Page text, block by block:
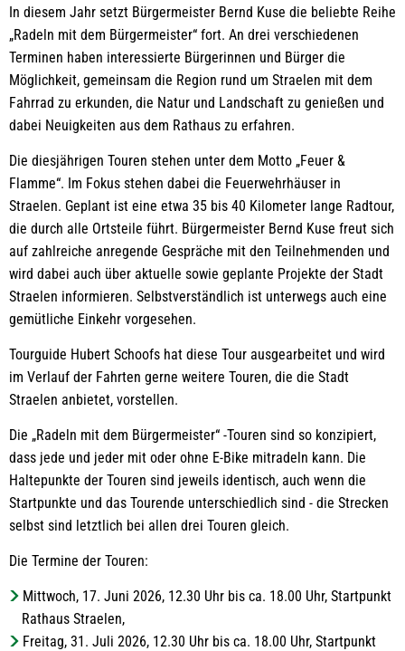
In diesem Jahr setzt Bürgermeister Bernd Kuse die beliebte Reihe
„Radeln mit dem Bürgermeister“ fort. An drei verschiedenen
Terminen haben interessierte Bürgerinnen und Bürger die
Möglichkeit, gemeinsam die Region rund um Straelen mit dem
Fahrrad zu erkunden, die Natur und Landschaft zu genießen und
dabei Neuigkeiten aus dem Rathaus zu erfahren.
Die diesjährigen Touren stehen unter dem Motto „Feuer &
Flamme“. Im Fokus stehen dabei die Feuerwehrhäuser in
Straelen. Geplant ist eine etwa 35 bis 40 Kilometer lange Radtour,
die durch alle Ortsteile führt. Bürgermeister Bernd Kuse freut sich
auf zahlreiche anregende Gespräche mit den Teilnehmenden und
wird dabei auch über aktuelle sowie geplante Projekte der Stadt
Straelen informieren. Selbstverständlich ist unterwegs auch eine
gemütliche Einkehr vorgesehen.
Tourguide Hubert Schoofs hat diese Tour ausgearbeitet und wird
im Verlauf der Fahrten gerne weitere Touren, die die Stadt
Straelen anbietet, vorstellen.
Die „Radeln mit dem Bürgermeister“ -Touren sind so konzipiert,
dass jede und jeder mit oder ohne E-Bike mitradeln kann. Die
Haltepunkte der Touren sind jeweils identisch, auch wenn die
Startpunkte und das Tourende unterschiedlich sind - die Strecken
selbst sind letztlich bei allen drei Touren gleich.
Die Termine der Touren:
Mittwoch, 17. Juni 2026, 12.30 Uhr bis ca. 18.00 Uhr, Startpunkt
Rathaus Straelen,
Freitag, 31. Juli 2026, 12.30 Uhr bis ca. 18.00 Uhr, Startpunkt